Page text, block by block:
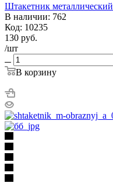
Штакетник
В наличии: 762
Код: 10235
130 руб.
/шт
В корзину